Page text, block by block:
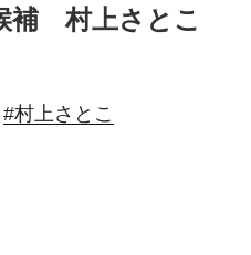
補 村上さとこ
#村上さとこ